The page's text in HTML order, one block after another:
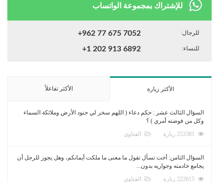
للإشتراك بمجموعة الواتساب
للرجال: +962 77 675 7052
للنساء: +1 202 913 6892
الأكثر زيارة الأكثر تفاعلاً
السؤال الثالث عشر : حكم دعاء ( اللهم سخر لي جنود الأرض وملائكة السماء
وكل من فوضته أمري ) ؟
الفتاوى
السؤال الثامن: أخت تسأل تقول ما معنى ما ملكت أيمانكم، وهل يجوز للرجل أن
يجامع خادمته وجواريه بدون...
الفتاوى